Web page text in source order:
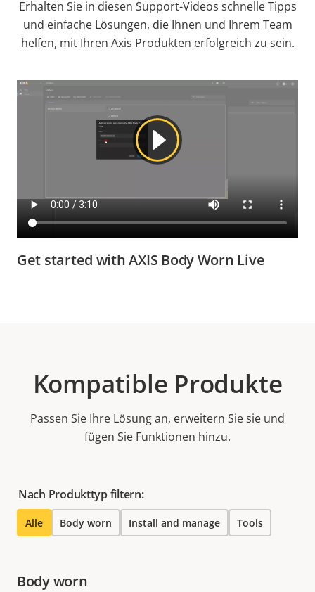
Erhalten Sie in diesen Support-Videos schnelle Tipps
und einfache Lösungen, die Ihnen und Ihrem Team
helfen, mit Ihren Axis Produkten erfolgreich zu sein.
Get started with AXIS Body Worn Live
Kompatible Produkte
Passen Sie Ihre Lösung an, erweitern Sie sie und
fügen Sie Funktionen hinzu.
Nach Produkttyp filtern:
Alle Body worn Install and manage Tools
Body worn